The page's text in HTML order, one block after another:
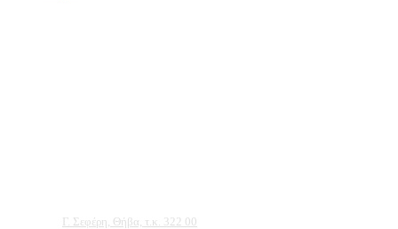
Γ. Σεφέρη, Θήβα, τ.κ. 322 00